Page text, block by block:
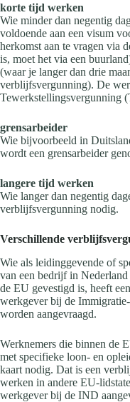
korte tijd werken
Wie minder dan negentig
voldoende aan een visum
herkomst aan te vragen via
is, moet het via een
(waar je langer dan drie
verblijfsvergunning). De
Tewerkstellingsvergunning
grensarbeider
Wie bijvoorbeeld in
wordt een grensarbeider
langere tijd werken
Wie langer dan negentig
verblijfsvergunning nodig.
Verschillende
Wie als leidinggevende of
van een bedrijf in
de EU gevestigd is, heeft
werkgever bij de
worden aangevraagd.
Werknemers die binnen de
met specifieke loon- en
kaart nodig. Dat is een
werken in andere EU-
werkgever bij de IND